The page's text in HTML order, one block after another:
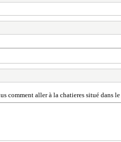
comment aller à la chatieres situé dans